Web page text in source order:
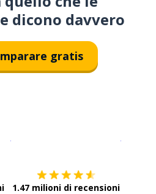
dicono davvero
gratis
1.47 milioni di recensioni